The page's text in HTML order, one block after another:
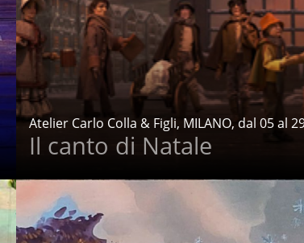
Atelier Carlo Colla & Figli, MILANO, dal 05 al
Il canto di Natale